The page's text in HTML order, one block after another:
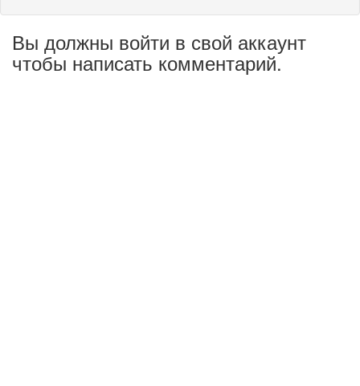
Вы должны войти в свой аккаунт
чтобы написать комментарий.